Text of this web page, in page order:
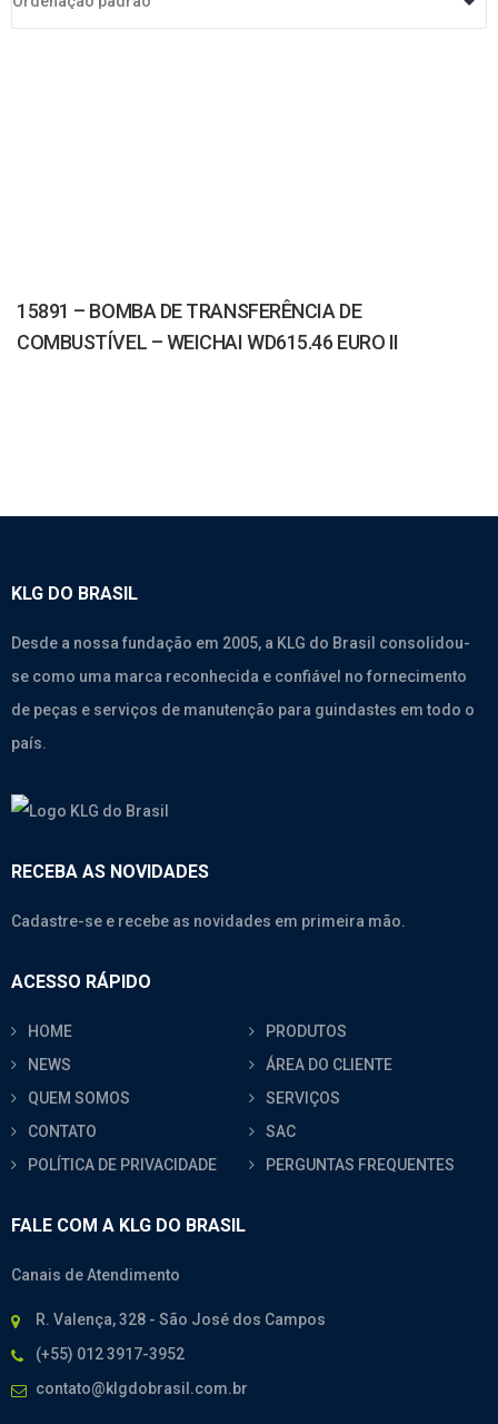
15891 – BOMBA DE TRANSFERÊNCIA DE
COMBUSTÍVEL – WEICHAI WD615.46 EURO II
KLG DO BRASIL
Desde a nossa fundação em 2005, a KLG do Brasil consolidou-
se como uma marca reconhecida e confiável no fornecimento
de peças e serviços de manutenção para guindastes em todo o
país.
RECEBA AS NOVIDADES
Cadastre-se e recebe as novidades em primeira mão.
ACESSO RÁPIDO
HOME
PRODUTOS
NEWS
ÁREA DO CLIENTE
QUEM SOMOS
SERVIÇOS
CONTATO
SAC
POLÍTICA DE PRIVACIDADE
PERGUNTAS FREQUENTES
FALE COM A KLG DO BRASIL
Canais de Atendimento
R. Valença, 328 - São José dos Campos
(+55) 012 3917-3952
contato@klgdobrasil.com.br